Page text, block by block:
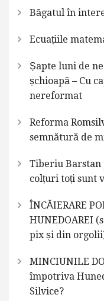
Băgatul în
Ecuațiile
Șapte luni de
șchioapă – Cu
nereformat
Reforma
semnătură de
Tiberiu Barstan
colțuri toți sunt
ÎNCĂIERARE
HUNEDOAREI
pix și din
MINCIUNILE
împotriva
Silvice?